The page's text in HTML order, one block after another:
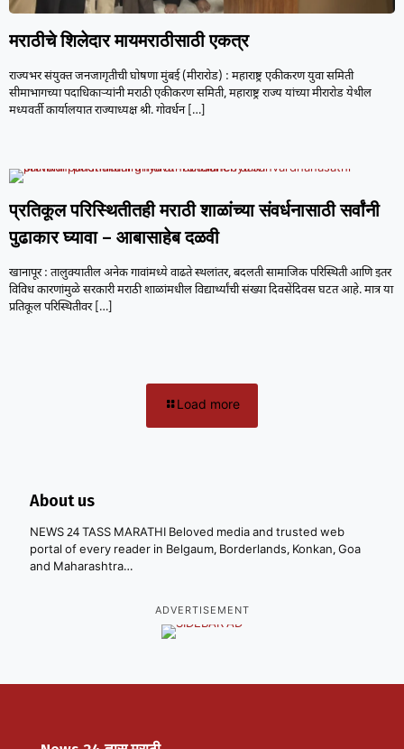
मराठीचे शिलेदार मायमराठीसाठी एकत्र
राज्यभर संयुक्त जनजागृतीची घोषणा मुंबई (मीरारोड) : महाराष्ट्र एकीकरण युवा समिती
सीमाभागच्या पदाधिकाऱ्यांनी मराठी एकीकरण समिती, महाराष्ट्र राज्य यांच्या मीरारोड येथील
मध्यवर्ती कार्यालयात राज्याध्यक्ष श्री. गोवर्धन[…]
प्रतिकूल परिस्थितीतही मराठी शाळांच्या संवर्धनासाठी सर्वांनी
पुढाकार घ्यावा – आबासाहेब दळवी
खानापूर : तालुक्यातील अनेक गावांमध्ये वाढते स्थलांतर, बदलती सामाजिक परिस्थिती आणि इतर
विविध कारणांमुळे सरकारी मराठी शाळांमधील विद्यार्थ्यांची संख्या दिवसेंदिवस घटत आहे. मात्र या
प्रतिकूल परिस्थितीवर[…]
Load more
About us
NEWS 24 TASS MARATHI Beloved media and trusted web
portal of every reader in Belgaum, Borderlands, Konkan, Goa
and Maharashtra…
ADVERTISEMENT